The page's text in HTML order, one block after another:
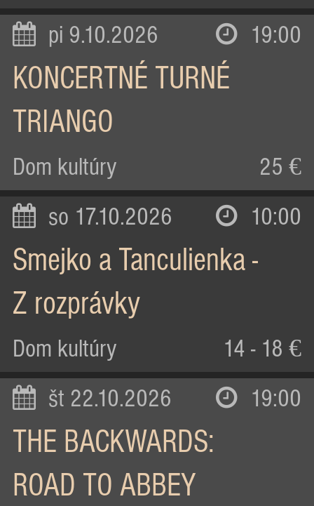
pi 9.10.2026 19:00
KONCERTNÉ TURNÉ
TRIANGO
Dom kultúry 25 €
so 17.10.2026 10:00
Smejko a Tanculienka -
Z rozprávky
Dom kultúry 14 - 18 €
št 22.10.2026 19:00
THE BACKWARDS:
ROAD TO ABBEY